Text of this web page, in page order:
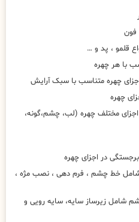
فون
قلمو ، پد و …
با هر چهره
چهره متناسب با سبک آرایش
چهره
مختلف چهره (لب، چشم،گونه،
در اجزای چهره
خط چشم ، فرم دهی ، نصب مژه ،
شامل زیرساز سایه، سایه رویی و